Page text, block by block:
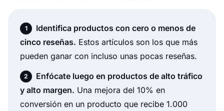
Identifica productos con cero o menos de
cinco reseñas. Estos artículos son los que más
pueden ganar con incluso unas pocas reseñas.
Enfócate luego en productos de alto tráfico
y alto margen. Una mejora del 10% en
conversión en un producto que recibe 1.000